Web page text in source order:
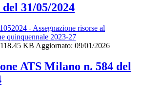
31/05/2024
- Assegnazione risorse al
quinquennale 2023-27
KB Aggiornato: 09/01/2026
ATS Milano n. 584 del